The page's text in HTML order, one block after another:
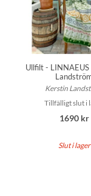
Ullfilt -
Kerstin
Tillfälligt slut i
1690 kr
Slut i lager